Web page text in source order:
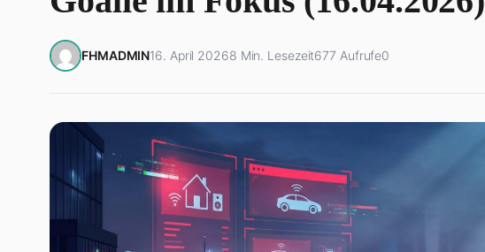
FHMADMIN16. April 20268 Min. Lesezeit677 Aufrufe0